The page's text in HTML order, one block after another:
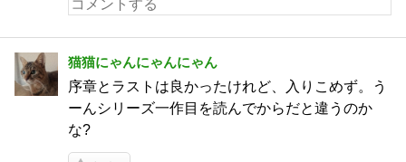
猫猫にゃんにゃんにゃん
序章とラストは良かったけれど、入りこめず。う
ーんシリーズ一作目を読んでからだと違うのか
な?